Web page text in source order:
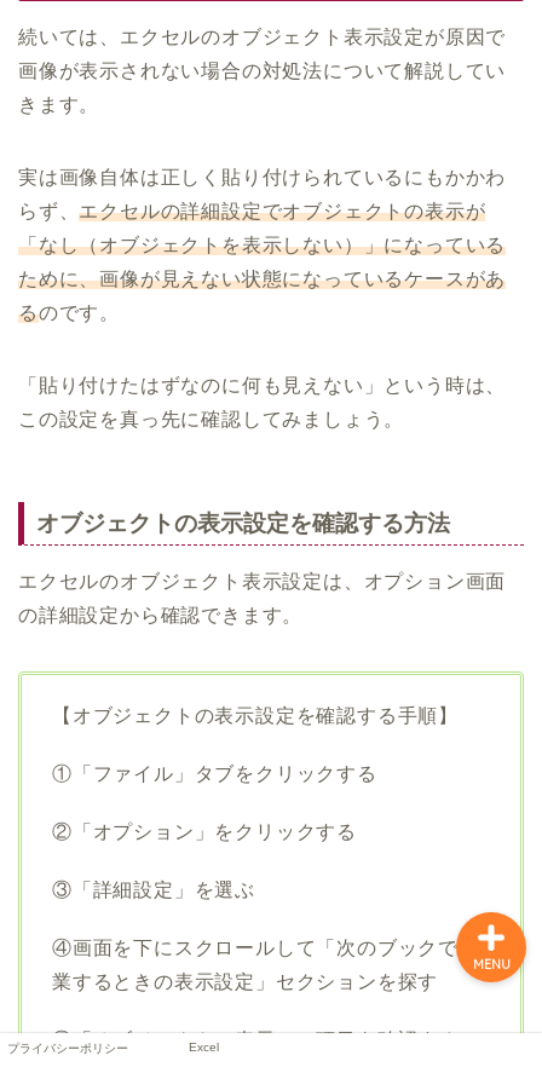
続いては、エクセルのオブジェクト表示設定が原因で
画像が表示されない場合の対処法について解説してい
きます。
実は画像自体は正しく貼り付けられているにもかかわ
らず、エクセルの詳細設定でオブジェクトの表示が
「なし（オブジェクトを表示しない）」になっている
ために、画像が見えない状態になっているケースがあ
るのです。
「貼り付けたはずなのに何も見えない」という時は、
この設定を真っ先に確認してみましょう。
オブジェクトの表示設定を確認する方法
エクセルのオブジェクト表示設定は、オプション画面
の詳細設定から確認できます。
【オブジェクトの表示設定を確認する手順】
①「ファイル」タブをクリックする
②「オプション」をクリックする
③「詳細設定」を選ぶ
④画面を下にスクロールして「次のブックで作
業するときの表示設定」セクションを探す
⑤「オブジェクトの表示」の項目を確認する
プライバシーポリシー Excel
MENU
プライバシーポリシー